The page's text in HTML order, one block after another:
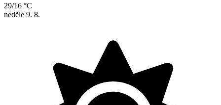
29/16 °C
neděle 9. 8.